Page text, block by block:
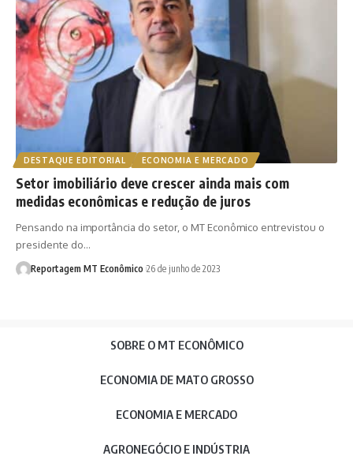
DESTAQUE EDITORIAL ECONOMIA E MERCADO
Setor imobiliário deve crescer ainda mais com
medidas econômicas e redução de juros
Pensando na importância do setor, o MT Econômico entrevistou o
presidente do…
Reportagem MT Econômico 26 de junho de 2023
SOBRE O MT ECONÔMICO
ECONOMIA DE MATO GROSSO
ECONOMIA E MERCADO
AGRONEGÓCIO E INDÚSTRIA